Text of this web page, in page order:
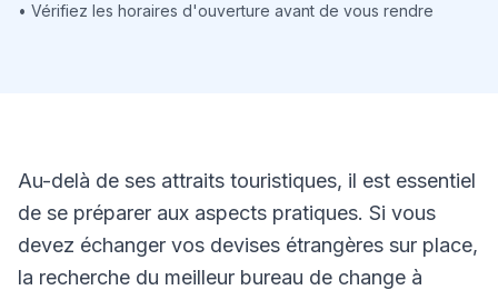
• Vérifiez les horaires d'ouverture avant de vous rendre
Au-delà de ses attraits touristiques, il est essentiel
de se préparer aux aspects pratiques. Si vous
devez échanger vos devises étrangères sur place,
la recherche du meilleur bureau de change à